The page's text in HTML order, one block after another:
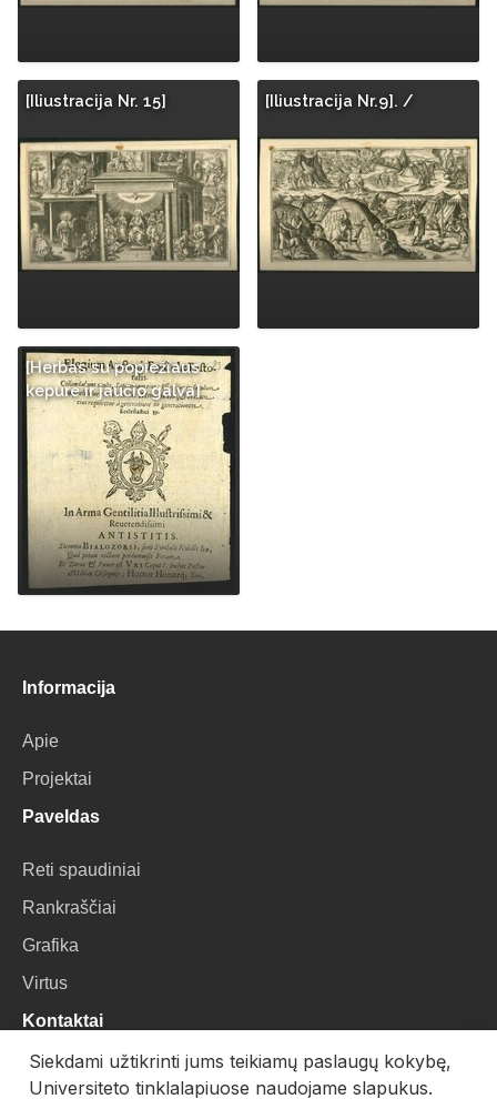
[Iliustracija Nr. 15] [Iliustracija Nr.9]. /
[Herbas su popiežiaus
kepure ir jaučio galva]
Informacija
Apie
Projektai
Paveldas
Reti spaudiniai
Rankraščiai
Grafika
Virtus
Kontaktai
Siekdami užtikrinti jums teikiamų paslaugų kokybę,
Universiteto tinklalapiuose naudojame slapukus.